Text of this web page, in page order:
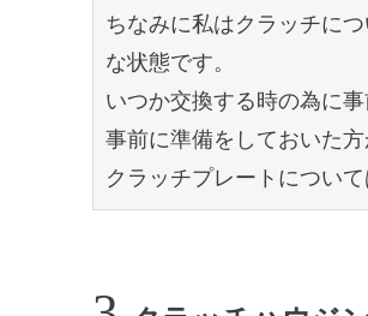
ちなみに私はクラッチに
な状態です。
いつか交換する時の為に
事前に準備をしておいた
クラッチプレートについ